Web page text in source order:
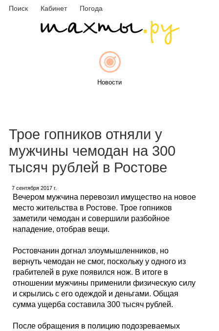
Поиск Кабинет Погода
Новости
Каталог
Трое гопников отняли у
мужчины чемодан на 300
тысяч рублей в Ростове
7 сентября 2017 г.
Вечером мужчина перевозил имущество на новое
место жительства в Ростове. Трое гопников
заметили чемодан и совершили разбойное
нападение, отобрав вещи.
Ростовчанин догнал злоумышленников, но
вернуть чемодан не смог, поскольку у одного из
грабителей в руке появился нож. В итоге в
отношении мужчины применили физическую силу
и скрылись с его одеждой и деньгами. Общая
сумма ущерба составила 300 тысяч рублей.
После обращения в полицию подозреваемых